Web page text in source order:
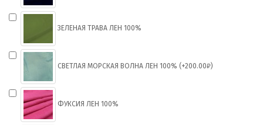
ЗЕЛЕНАЯ ТРАВА ЛЕН 100%
СВЕТЛАЯ МОРСКАЯ ВОЛНА ЛЕН 100% (+200.00₽)
ФУКСИЯ ЛЕН 100%